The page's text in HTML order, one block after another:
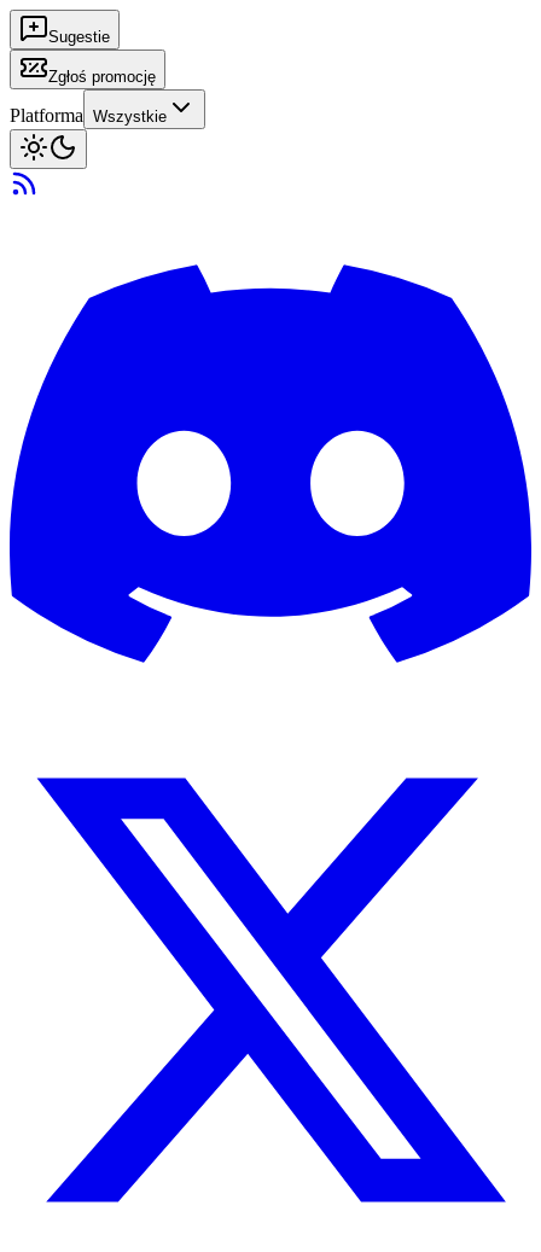
Sugestie
Zgłoś promocję
Platforma Wszystkie